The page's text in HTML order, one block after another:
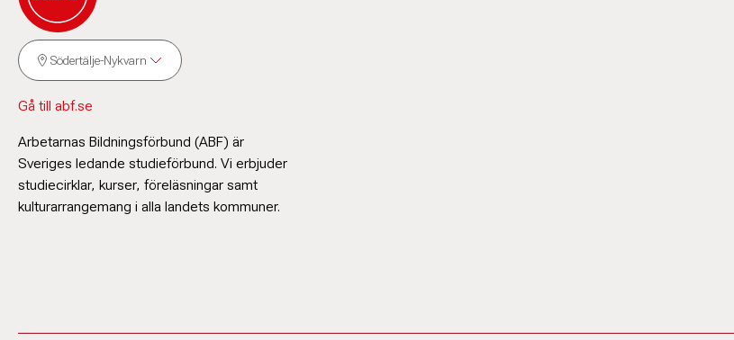
Södertälje-Nykvarn
Gå till abf.se
Arbetarnas Bildningsförbund (ABF) är
Sveriges ledande studieförbund. Vi erbjuder
studiecirklar, kurser, föreläsningar samt
kulturarrangemang i alla landets kommuner.